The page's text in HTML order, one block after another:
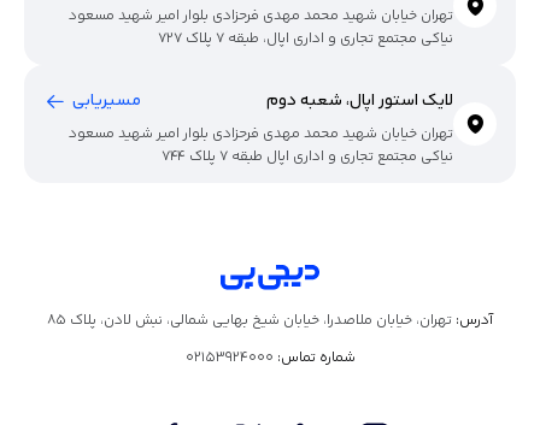
تهران خیابان شهید محمد مهدی فرحزادی بلوار امیر شهید مسعود
نیاکی مجتمع تجاری و اداری اپال، طبقه ۷ پلاک 727
لایک استور اپال، شعبه دوم مسیریابی
تهران خیابان شهید محمد مهدی فرحزادی بلوار امیر شهید مسعود
نیاکی مجتمع تجاری و اداری اپال طبقه ۷ پلاک 744
آدرس: تهران، خیابان ملاصدرا، خیابان شیخ بهایی شمالی، نبش لادن، پلاک ۸۵
شماره تماس: 02153924000